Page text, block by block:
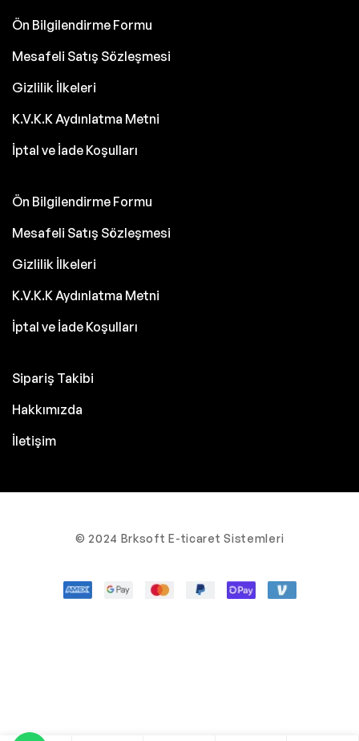
Ön Bilgilendirme Formu
Mesafeli Satış Sözleşmesi
Gizlilik İlkeleri
K.V.K.K Aydınlatma Metni
İptal ve İade Koşulları
Ön Bilgilendirme Formu
Mesafeli Satış Sözleşmesi
Gizlilik İlkeleri
K.V.K.K Aydınlatma Metni
İptal ve İade Koşulları
Sipariş Takibi
Hakkımızda
İletişim
© 2024 Brksoft E-ticaret Sistemleri